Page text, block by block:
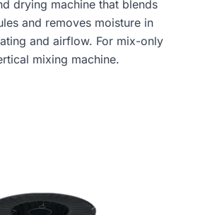
drying machine that blends
and removes moisture in
and airflow. For mix-only
mixing machine.